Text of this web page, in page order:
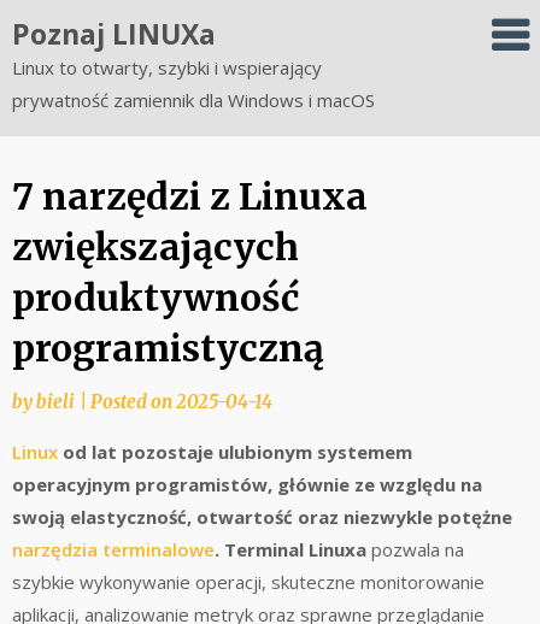
to
content
Poznaj LINUXa
Linux to otwarty, szybki i wspierający
prywatność zamiennik dla Windows i macOS
7 narzędzi z Linuxa
zwiększających
produktywność
programistyczną
bybieli Posted on2025-04-14
Linux od lat pozostaje ulubionym systemem
operacyjnym programistów, głównie ze względu na
swoją elastyczność, otwartość oraz niezwykle potężne
narzędzia terminalowe. Terminal Linuxa pozwala na
szybkie wykonywanie operacji, skuteczne monitorowanie
aplikacji, analizowanie metryk oraz sprawne przeglądanie